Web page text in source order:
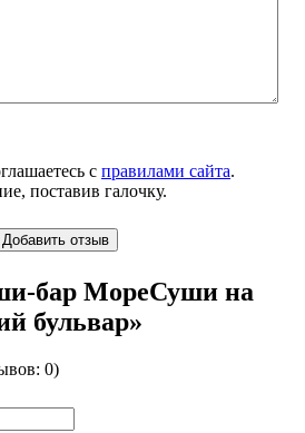
с правилами сайта.
поставив галочку.
Добавить отзыв
бар МореСуши на
бульвар»
0)